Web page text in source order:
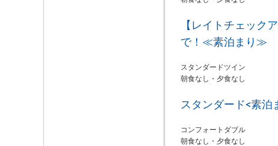
【レイトチェック
で！≪素泊まり≫
スタンダードツイン
朝食なし・夕食なし
スタンダード<素泊
コンフォートダブル
朝食なし・夕食なし